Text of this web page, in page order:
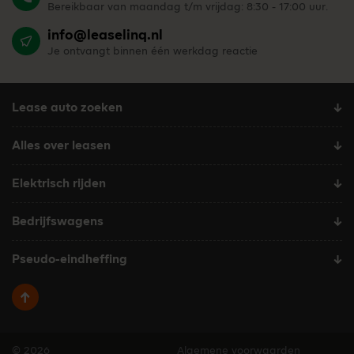
Bereikbaar van maandag t/m vrijdag: 8:30 - 17:00 uur.
info@leaselinq.nl
Je ontvangt binnen één werkdag reactie
Lease auto zoeken
Alles over leasen
Elektrisch rijden
Bedrijfswagens
Pseudo-eindheffing
Terug naar boven
© 2026 Algemene voorwaarden